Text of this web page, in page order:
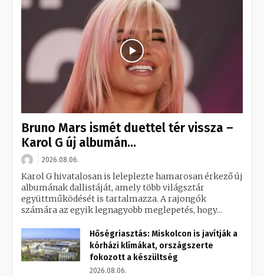
Bruno Mars ismét duettel tér vissza –
Karol G új albumán...
2026.08.06.
Karol G hivatalosan is leleplezte hamarosan érkező új
albumának dallistáját, amely több világsztár
együttműködését is tartalmazza. A rajongók
számára az egyik legnagyobb meglepetés, hogy...
Hőségriasztás: Miskolcon is javítják a
kórházi klímákat, országszerte
fokozott a készültség
2026.08.06.